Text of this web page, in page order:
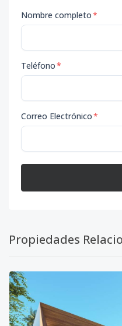
Nombre completo*
Teléfono*
Correo Electrónico*
Propiedades